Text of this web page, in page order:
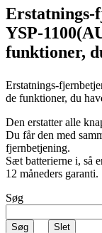
YSP-
funktioner,
Erstatnings-
de funktioner, du
Den erstatter alle
Du får den med
fjernbetjening.
Sæt batterierne i, så
12 måneders garanti.
Søg